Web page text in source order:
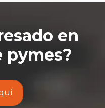
en
pymes?